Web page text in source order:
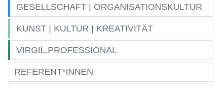
GESELLSCHAFT | ORGANISATIONSKULTUR
KUNST | KULTUR | KREATIVITÄT
VIRGIL.PROFESSIONAL
REFERENT*INNEN